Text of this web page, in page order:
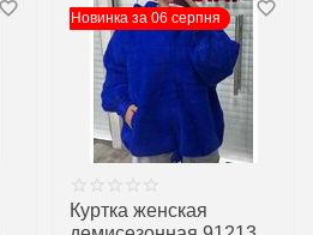
Новинка за 06 серпня
Куртка женская